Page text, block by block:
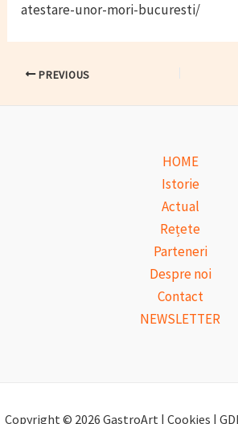
atestare-unor-mori-bucuresti/
Post PREVIOUS
HOME
Istorie
Actual
Rețete
Parteneri
Despre noi
Contact
NEWSLETTER
Copyright © 2026 GastroArt | Cookies |